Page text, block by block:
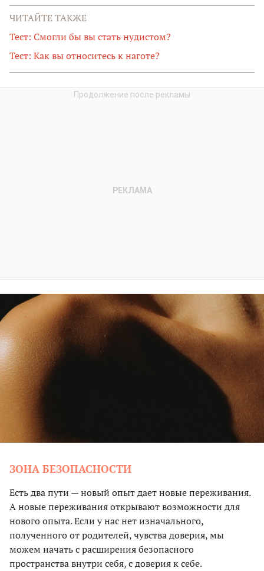
ЧИТАЙТЕ ТАКЖЕ
Тест: Смогли бы вы стать нудистом?
Тест: Как вы относитесь к наготе?
ЗОНА БЕЗОПАСНОСТИ
Есть два пути — новый опыт дает новые переживания.
А новые переживания открывают возможности для
нового опыта. Если у нас нет изначального,
полученного от родителей, чувства доверия, мы
можем начать с расширения безопасного
пространства внутри себя, с доверия к себе.